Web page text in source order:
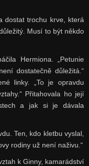
dostat trochu krve, která
Musí to být někdo
Hermiona. „Petunie
dostatečně důležitá.“
linky. „To je opravdu
Přitahovala ho její
a jak si je dávala
Ten, kdo kletbu vyslal,
rodiny už není naživu.“
k Ginny, kamarádství